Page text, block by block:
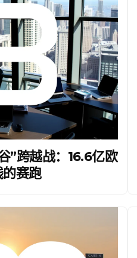
”跨越战：16.6亿欧
赛跑